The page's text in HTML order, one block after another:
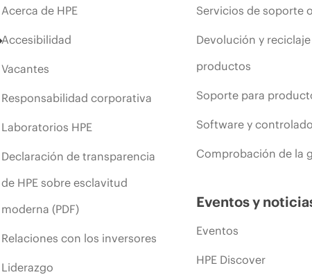
Acerca de HPE
Accesibilidad
Vacantes
Responsabilidad corporativa
Laboratorios HPE
Declaración de transparencia
de HPE sobre esclavitud
moderna (PDF)
Relaciones con los inversores
Liderazgo
Servicios de soporte
Devolución y
productos
Soporte para
Software y
Comprobación de la
Eventos y
Eventos
HPE Discover